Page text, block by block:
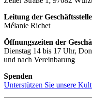
Leitung der Geschäftsstelle
Mélanie Richet
Öffnungszeiten der
Dienstag 14 bis 17 Uhr,
und nach Vereinbarung
Spenden
Unterstützen Sie unsere